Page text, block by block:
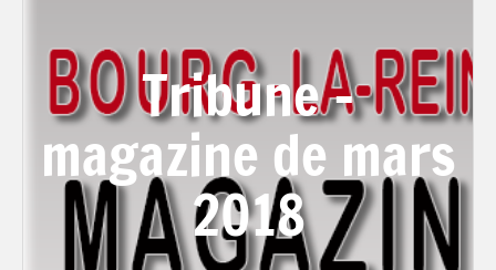
Tribune –
magazine de mars
2018